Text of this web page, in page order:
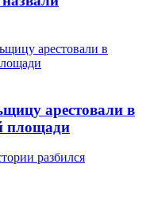
арестовали в
площади